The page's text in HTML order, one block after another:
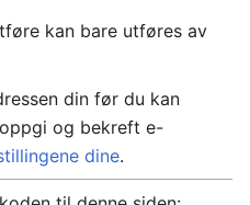
kan bare utføres av
din før du kan
og bekreft e-
dine.